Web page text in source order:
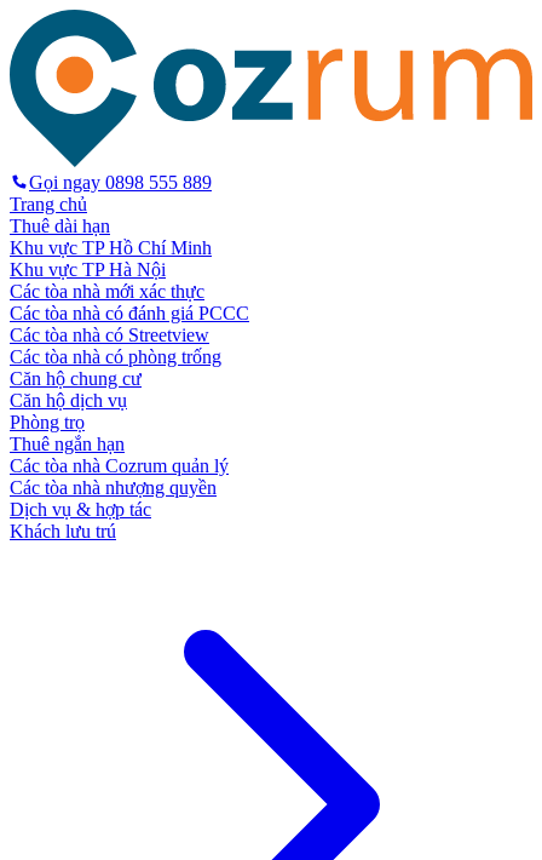
Gọi ngay 0898 555 889
Trang chủ
Thuê dài hạn
Khu vực TP Hồ Chí Minh
Khu vực TP Hà Nội
Các tòa nhà mới xác thực
Các tòa nhà có đánh giá PCCC
Các tòa nhà có Streetview
Các tòa nhà có phòng trống
Căn hộ chung cư
Căn hộ dịch vụ
Phòng trọ
Thuê ngắn hạn
Các tòa nhà Cozrum quản lý
Các tòa nhà nhượng quyền
Dịch vụ & hợp tác
Khách lưu trú